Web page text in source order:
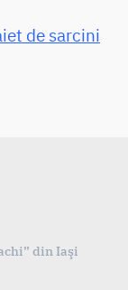
de sarcini
din Iaşi